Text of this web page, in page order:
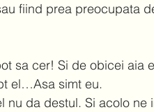
fiind prea preocupata
sa cer! Si de obicei aia
el…Asa simt eu.
nu da destul. Si acolo